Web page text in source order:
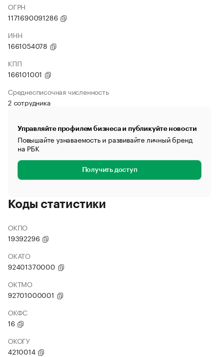
ОГРН
1171690091286
ИНН
1661054078
КПП
166101001
Среднесписочная численность
2 сотрудника
Управляйте профилем бизнеса и публикуйте новости
Повышайте узнаваемость и развивайте личный бренд
на РБК
Получить доступ
Коды статистики
ОКПО
19392296
ОКАТО
92401370000
ОКТМО
92701000001
ОКФС
16
ОКОГУ
4210014